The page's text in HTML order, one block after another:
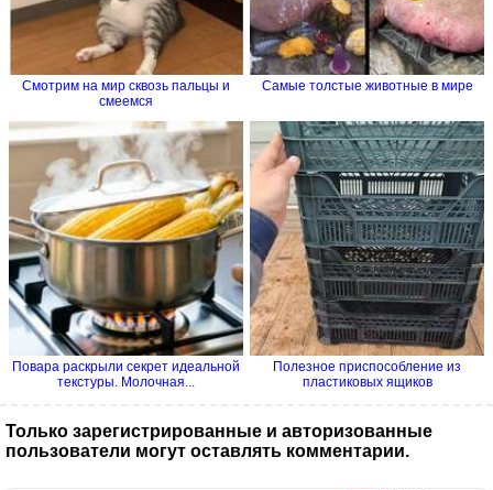
Смотрим на мир сквозь пальцы и
смеемся
Самые толстые животные в мире
Повара раскрыли секрет идеальной
текстуры. Молочная...
Полезное приспособление из
пластиковых ящиков
Только зарегистрированные и авторизованные
пользователи могут оставлять комментарии.